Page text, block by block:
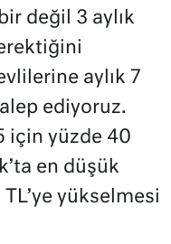
değil 3 aylık
aylık 7
ediyoruz.
için yüzde 40
en düşük
yükselmesi